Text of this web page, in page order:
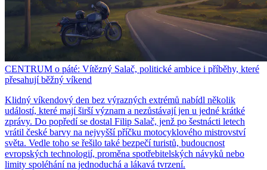
CENTRUM o páté: Vítězný Salač, politické ambice i příběhy, které
přesahují běžný víkend
Klidný víkendový den bez výrazných extrémů nabídl několik
událostí, které mají širší význam a nezůstávají jen u jedné krátké
zprávy. Do popředí se dostal Filip Salač, jenž po šestnácti letech
vrátil české barvy na nejvyšší příčku motocyklového mistrovství
světa. Vedle toho se řešilo také bezpečí turistů, budoucnost
evropských technologií, proměna spotřebitelských návyků nebo
limity spoléhání na jednoduchá a lákavá tvrzení.